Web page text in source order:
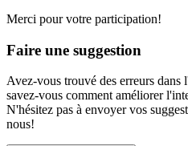
Merci pour votre participation!
Faire une suggestion
Avez-vous trouvé des erreurs dans
savez-vous comment améliorer
N'hésitez pas à envoyer vos
nous!